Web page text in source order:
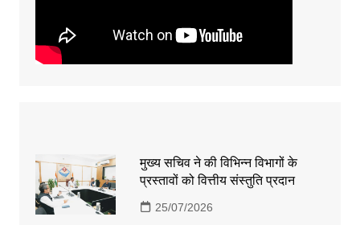
मुख्य सचिव ने की विभिन्न विभागों के
प्रस्तावों को वित्तीय संस्तुति प्रदान
25/07/2026